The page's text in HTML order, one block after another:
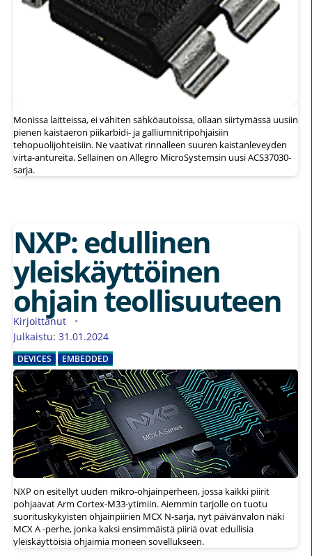
Monissa laitteissa, ei vähiten sähköautoissa, ollaan siirtymässä uusiin
pienen kaistaeron piikarbidi- ja galliumnitripohjaisiin
tehopuolijohteisiin. Ne vaativat rinnalleen suuren kaistanleveyden
virta-antureita. Sellainen on Allegro MicroSystemsin uusi ACS37030-
sarja.
NXP: edullinen
yleiskäyttöinen
ohjain teollisuuteen
Kirjoittanut
Julkaistu: 31.01.2024
DEVICES EMBEDDED
NXP on esitellyt uuden mikro-ohjainperheen, jossa kaikki piirit
pohjaavat Arm Cortex-M33-ytimiin. Aiemmin tarjolle on tuotu
suorituskykyisten ohjainpiirien MCX N-sarja, nyt päivänvalon näki
MCX A -perhe, jonka kaksi ensimmäistä piiriä ovat edullisia
yleiskäyttöisiä ohjaimia moneen sovellukseen.